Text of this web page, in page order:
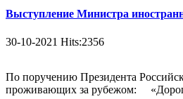
Выступление Министра
30-10-2021 Hits:2356
По поручению Президента
проживающих за рубежом: